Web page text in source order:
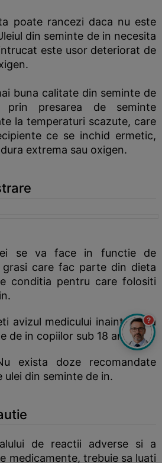
poate rancezi daca nu este
din seminte de in necesita
este usor deteriorat de
buna calitate din seminte de
presarea de seminte
la temperaturi scazute, care
ce se inchid ermetic,
extrema sau oxigen.
se va face in functie de
care fac parte din dieta
conditia pentru care folositi
avizul medicului inainte de a
de in copiilor sub 18 ani.
exista doze recomandate
ulei din seminte de in.
de reactii adverse si a
medicamente, trebuie sa luati
?